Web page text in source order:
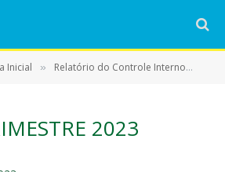
Inicial » Relatório do Controle Interno
2023